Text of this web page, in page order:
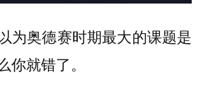
为奥德赛时期最大的课题是
你就错了。